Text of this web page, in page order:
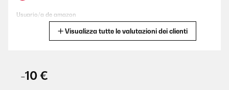
Usuario/a de amazon
Visualizza tutte le valutazioni dei clienti
-10 €